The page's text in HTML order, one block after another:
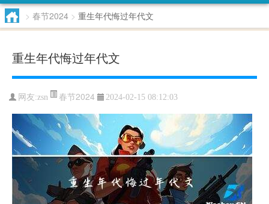
> 春节2024 > 重生年代悔过年代文
重生年代悔过年代文
网友:zsn 春节2024 2024-02-15 08:12:03